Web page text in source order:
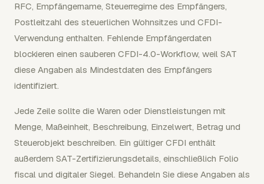
RFC, Empfängername, Steuerregime des Empfängers,
Postleitzahl des steuerlichen Wohnsitzes und CFDI-
Verwendung enthalten. Fehlende Empfängerdaten
blockieren einen sauberen CFDI-4.0-Workflow, weil SAT
diese Angaben als Mindestdaten des Empfängers
identifiziert.
Jede Zeile sollte die Waren oder Dienstleistungen mit
Menge, Maßeinheit, Beschreibung, Einzelwert, Betrag und
Steuerobjekt beschreiben. Ein gültiger CFDI enthält
außerdem SAT-Zertifizierungsdetails, einschließlich Folio
fiscal und digitaler Siegel. Behandeln Sie diese Angaben als